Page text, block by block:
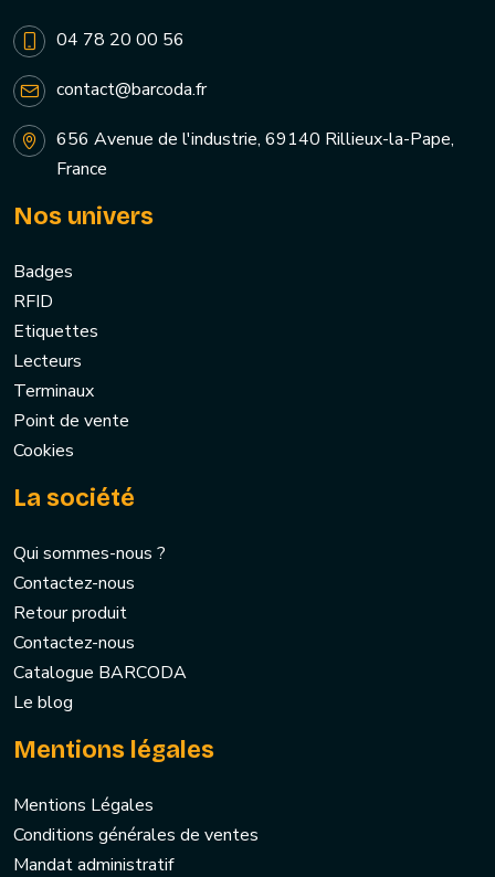
04 78 20 00 56
contact@barcoda.fr
656 Avenue de l'industrie, 69140 Rillieux-la-Pape,
France
Nos univers
Badges
RFID
Etiquettes
Lecteurs
Terminaux
Point de vente
Cookies
La société
Qui sommes-nous ?
Contactez-nous
Retour produit
Contactez-nous
Catalogue BARCODA
Le blog
Mentions légales
Mentions Légales
Conditions générales de ventes
Mandat administratif